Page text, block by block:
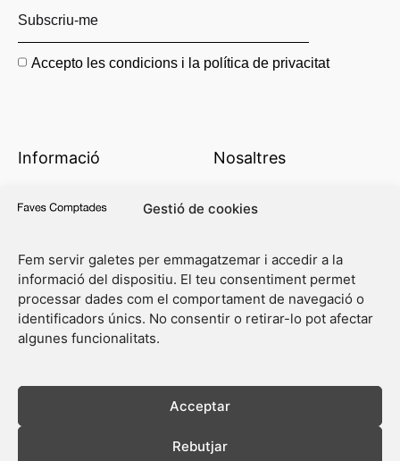
Gestió de cookies
Fem servir galetes per emmagatzemar i accedir a la
informació del dispositiu. El teu consentiment permet
processar dades com el comportament de navegació o
identificadors únics. No consentir o retirar-lo pot afectar
algunes funcionalitats.
Acceptar
Rebutjar
Accepto les condicions i la política de privacitat
Informació
Privacitat
Segueix la comanda
Contacte
Nosaltres
Qui som?
Punts de venda
Col·laboracions